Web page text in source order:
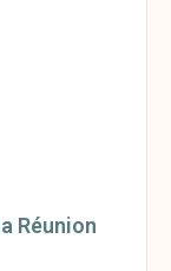
Réunion